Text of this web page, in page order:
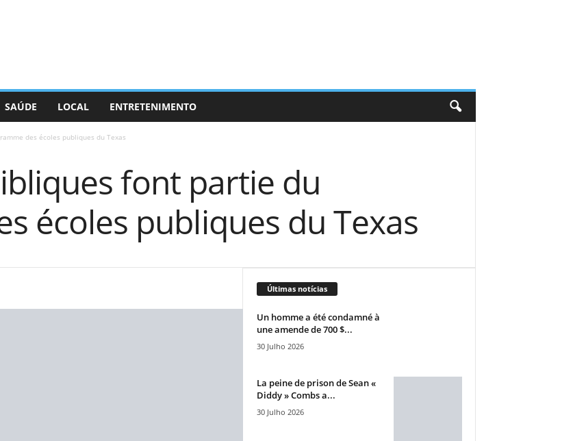
SAÚDE LOCAL ENTRETENIMENTO
des écoles publiques du Texas
font partie du
écoles publiques du Texas
Últimas notícias
Un homme a été condamné à
une amende de 700 $...
30 Julho 2026
La peine de prison de Sean «
Diddy » Combs a...
30 Julho 2026